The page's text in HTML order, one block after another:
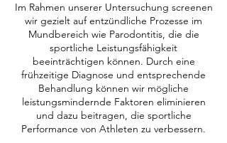
Im Rahmen unserer Untersuchung screenen
wir gezielt auf entzündliche Prozesse im
Mundbereich wie Parodontitis, die die
sportliche Leistungsfähigkeit
beeinträchtigen können. Durch eine
frühzeitige Diagnose und entsprechende
Behandlung können wir mögliche
leistungsmindernde Faktoren eliminieren
und dazu beitragen, die sportliche
Performance von Athleten zu verbessern.